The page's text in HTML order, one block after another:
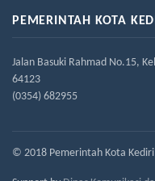
PEMERINTAH KOTA
Jalan Basuki Rahmad No.15,
64123
(0354) 682955
© 2018 Pemerintah Kota Kediri